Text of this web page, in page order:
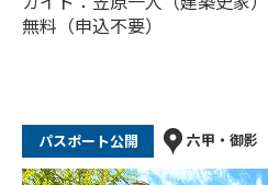
無料（申込不要）
パスポート公開 六甲・御影